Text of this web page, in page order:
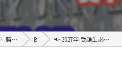
勝利のブログ BLOG 📢 2027年 受験生必見！【名古屋市立大学 入試変更情報】...